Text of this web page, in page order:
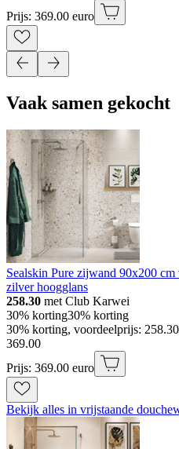
Prijs: 369.00 euro
Vaak samen gekocht
Sealskin Pure zijwand 90x200
zilver hoogglans
258.30 met Club Karwei
30% korting30% korting
30% korting, voordeelprijs:
369.00
Prijs: 369.00 euro
Bekijk alles in vrijstaande